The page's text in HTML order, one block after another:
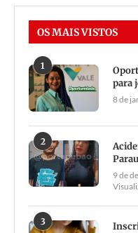
OS MAIS VISTOS
1
para
8 de
2
9 de
3